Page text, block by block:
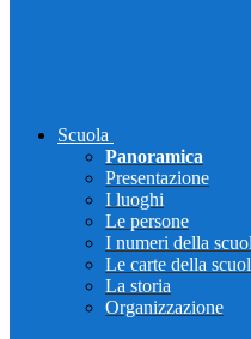
Scuola
Panoramica
Presentazione
I luoghi
Le persone
I numeri della
Le carte della
La storia
Organizzazione